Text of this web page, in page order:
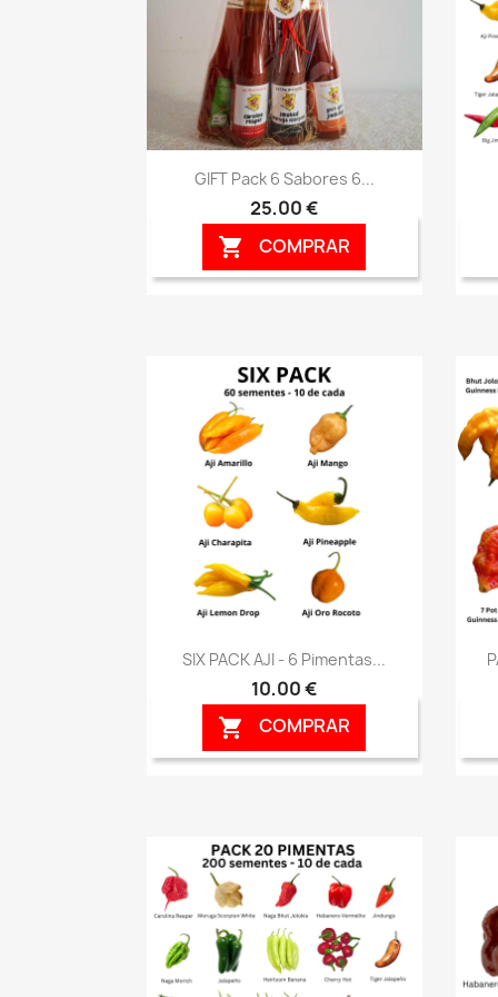
Vista rápida
GIFT Pack 6 Sabores 6...
25,00 €
 COMPRAR
Vista rápida
SIX PACK AJI - 6 Pimentas...
10,00 €
 COMPRAR